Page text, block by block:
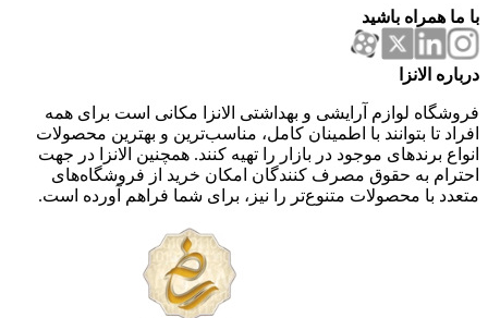
با ما همراه باشید
درباره الانزا
فروشگاه لوازم آرایشی و بهداشتی الانزا مکانی است برای همه
افراد تا بتوانند با اطمینان کامل، مناسب‌ترین و بهترین محصولات
انواع برندهای موجود در بازار را تهیه کنند. همچنین الانزا در جهت
احترام به حقوق مصرف کنندگان امکان خرید از فروشگاه‌های
متعدد با محصولات متنوع‌تر را نیز، برای شما فراهم آورده است.